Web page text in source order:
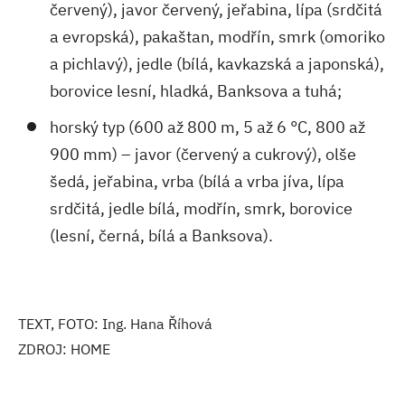
červený), javor červený, jeřabina, lípa (srdčitá
a evropská), pakaštan, modřín, smrk (omoriko
a pichlavý), jedle (bílá, kavkazská a japonská),
borovice lesní, hladká, Banksova a tuhá;
horský typ (600 až 800 m, 5 až 6 °C, 800 až
900 mm) – javor (červený a cukrový), olše
šedá, jeřabina, vrba (bílá a vrba jíva, lípa
srdčitá, jedle bílá, modřín, smrk, borovice
(lesní, černá, bílá a Banksova).
TEXT, FOTO: Ing. Hana Říhová
ZDROJ: HOME